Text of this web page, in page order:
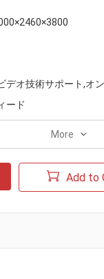
デオ技術サポート,オ
ード
More
Add to